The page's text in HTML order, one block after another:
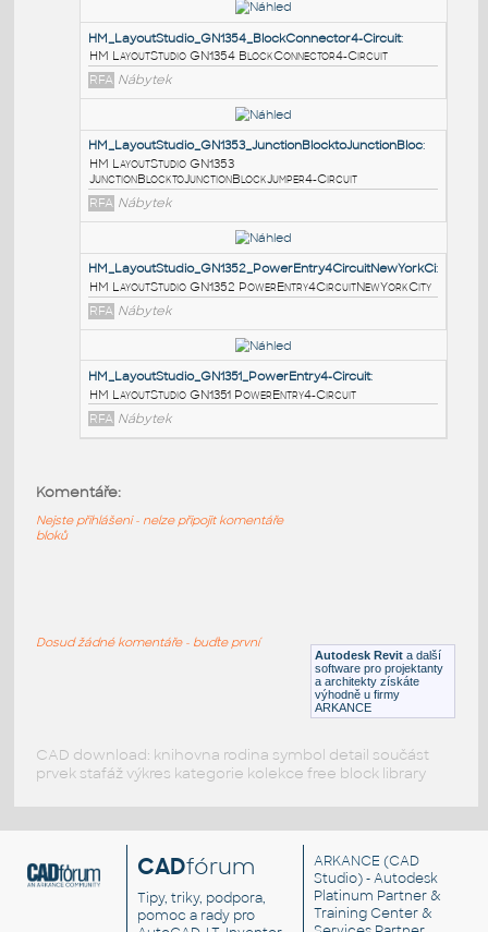
PODOBNÉ BLOKY:
HM_LayoutStudio_GN1354_BlockConnector4-Circuit
HM LayoutStudio GN1354 BlockConnector4-Circuit
RFA Nábytek
HM LayoutStudio GN1353
JunctionBlocktoJunctionBlockJumper4-Circuit
RFA Nábytek
HM LayoutStudio GN1352
HM LayoutStudio GN1351 PowerEntry4-Circuit
Autodesk Revit a další
software pro projektanty
a architekty získáte
výhodně u firmy
ARKANCE
Komentáře:
Nejste přihlášeni - nelze připojit komentáře
bloků
Dosud žádné komentáře - buďte první
CAD download: knihovna rodina symbol detail součást
prvek stafáž výkres kategorie kolekce free block library
CADfórum
Tipy, triky, podpora,
pomoc a rady pro
ARKANCE (CAD
Studio) - Autodesk
Platinum Partner &
Training Center &